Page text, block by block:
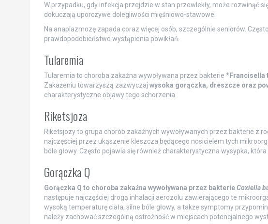
W przypadku, gdy infekcja przejdzie w stan przewlekły, może rozwinąć
dokuczają uporczywe dolegliwości mięśniowo-stawowe.
Na anaplazmozę zapada coraz więcej osób, szczególnie seniorów.
prawdopodobieństwo wystąpienia powikłań.
Tularemia
Tularemia to choroba zakaźna wywoływana przez bakterie *Francisella
Zakażeniu towarzyszą zazwyczaj wysoka gorączka, dreszcze oraz
charakterystyczne objawy tego schorzenia.
Riketsjoza
Riketsjozy to grupa chorób zakaźnych wywoływanych przez bakterie z
najczęściej przez ukąszenie kleszcza będącego nosicielem tych
bóle głowy. Często pojawia się również charakterystyczna wysypka, która
Gorączka Q
Gorączka Q to choroba zakaźna wywoływana przez bakterieCoxiella
następuje najczęściej drogą inhalacji aerozolu zawierającego te
wysoką temperaturę ciała, silne bóle głowy, a także symptomy
należy zachować szczególną ostrożność w miejscach potencjalnego